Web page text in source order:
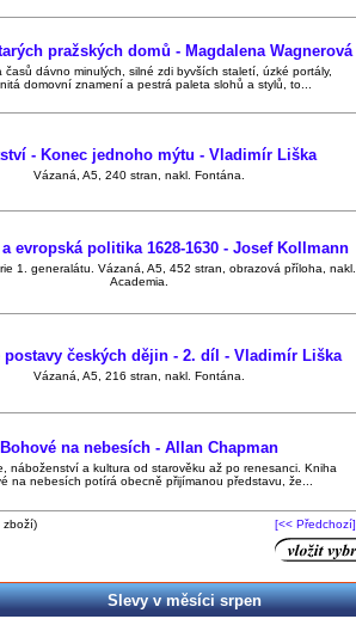
pražských domů - Magdalena Wagnerová
časů dávno minulých, silné zdi byvších staletí, úzké portály,
domovní znamení a pestrá paleta slohů a stylů, to...
- Konec jednoho mýtu - Vladimír Liška
Vázaná, A5, 240 stran, nakl. Fontána.
evropská politika 1628-1630 - Josef Kollmann
1. generalátu. Vázaná, A5, 452 stran, obrazová příloha, nakl.
Academia.
postavy českých dějin - 2. díl - Vladimír Liška
Vázaná, A5, 216 stran, nakl. Fontána.
Bohové na nebesích - Allan Chapman
náboženství a kultura od starověku až po renesanci. Kniha
na nebesích potírá obecně přijímanou představu, že...
zboží) [<< Předchozí]
Slevy v měsíci srpen